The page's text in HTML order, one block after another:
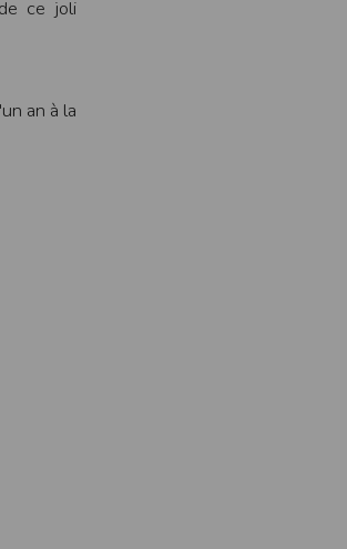
ce joli
an à la
qu’elles ne transitent sur le réseau.
utilisant les dernières technologies de
pas accessible depuis l’extérieur.
sur notre site peut en être affectée
d'accéder à certaines pages ou
de la finalité des cookies.